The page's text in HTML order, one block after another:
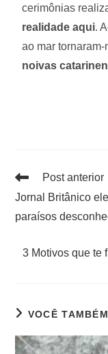
cerimônias
realidade aqui.
ao mar
noivas
Post anterior
Jornal Britânico
paraísos
3 Motivos que te
VOCÊ